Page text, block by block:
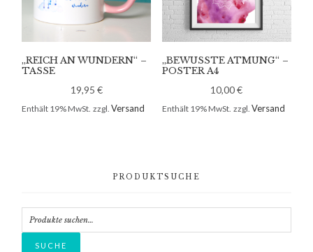
„REICH AN WUNDERN“ –
TASSE
19,95 €
Enthält 19% MwSt. zzgl.Versand
„BEWUSSTE ATMUNG“ –
POSTER A4
10,00€
Enthält 19% MwSt. zzgl. Versand
PRODUKTSUCHE
Suche
nach:
SUCHE